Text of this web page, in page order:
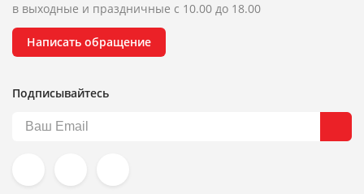
в выходные и праздничные с 10.00 до 18.00
Написать обращение
Подписывайтесь